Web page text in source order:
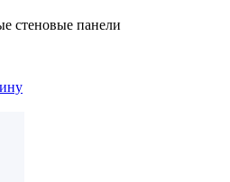
стеновые панели